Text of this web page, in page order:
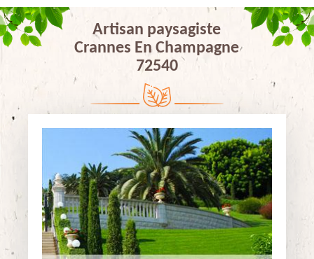
Artisan paysagiste
Crannes En Champagne
72540